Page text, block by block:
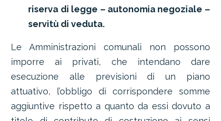
riserva di legge – autonomia negoziale –
servitù di veduta.
Le Amministrazioni comunali non possono
imporre ai privati, che intendano dare
esecuzione alle previsioni di un piano
attuativo, l’obbligo di corrispondere somme
aggiuntive rispetto a quanto da essi dovuto a